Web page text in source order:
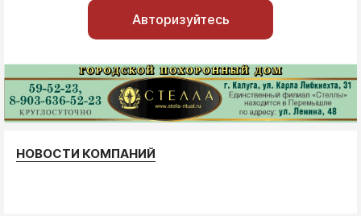
Авторизуйтесь
НОВОСТИ КОМПАНИЙ